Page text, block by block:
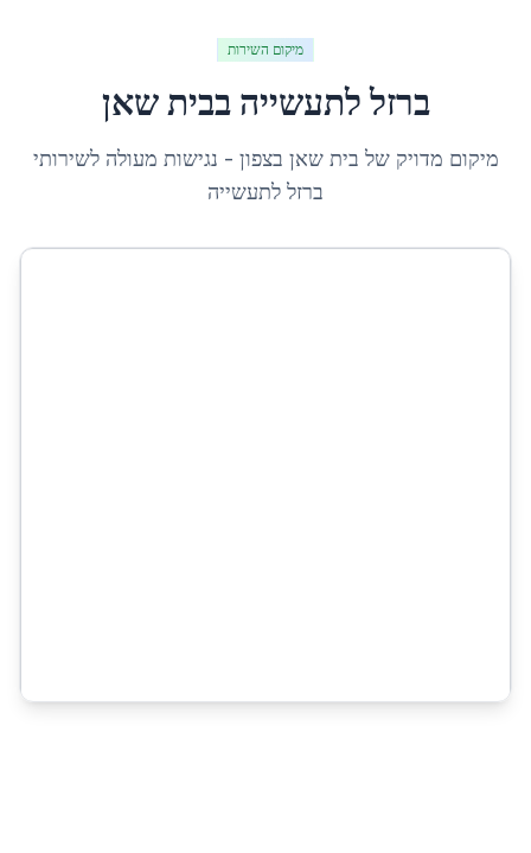
מיקום השירות
ברזל לתעשייה בבית שאן
מיקום מדויק של בית שאן בצפון - נגישות מעולה לשירותי
ברזל לתעשייה